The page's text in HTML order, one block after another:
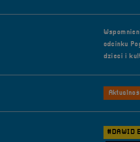
odcinku
dzieci i
#DAWID